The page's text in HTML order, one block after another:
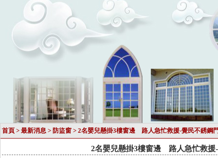
首頁 > 最新消息 > 防盜窗 > 2名嬰兒懸掛3樓窗邊 路人急忙救援-覺民不銹鋼
2名嬰兒懸掛3樓窗邊 路人急忙救援